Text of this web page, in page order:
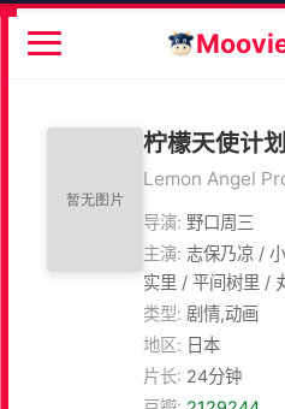
柠檬天使计划
Lemon Angel
导演: 野口周三
主演: 志保乃凉 /
实里 / 平间树里 /
类型: 剧情,动画
地区: 日本
片长: 24分钟